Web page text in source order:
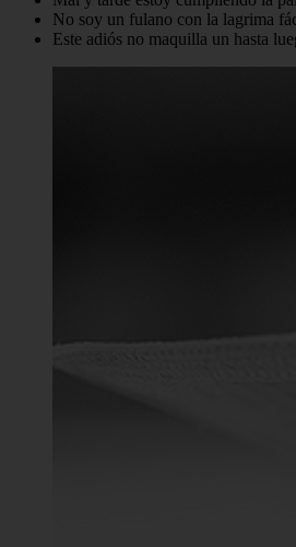
No soy un fulano con la lagrima
Este adiós no maquilla un hasta